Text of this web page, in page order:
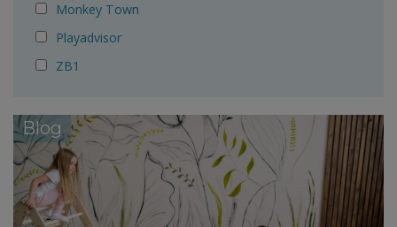
Monkey Town
Playadvisor
ZB1
Blog